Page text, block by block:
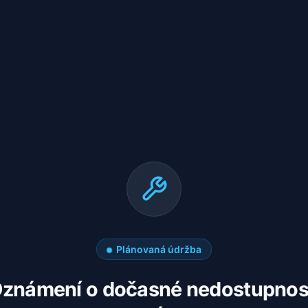
Plánovaná údržba
o dočasné